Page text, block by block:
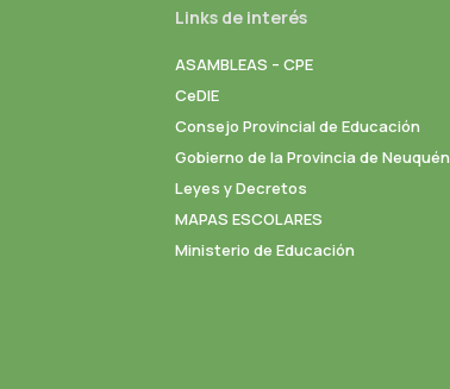
Links de interés
ASAMBLEAS – CPE
CeDIE
Consejo Provincial de Educación
Gobierno de la Provincia de Neuquén
Leyes y Decretos
MAPAS ESCOLARES
Ministerio de Educación